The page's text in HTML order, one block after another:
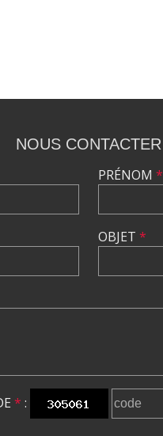
NOUS CONTACTER
PRÉNOM *
OBJET *
* :